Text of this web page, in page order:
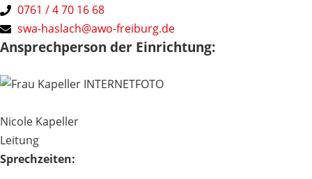
0761 / 4 70 16 68
swa-haslach@awo-freiburg.de
Ansprechperson der Einrichtung:
Nicole Kapeller
Leitung
Sprechzeiten: